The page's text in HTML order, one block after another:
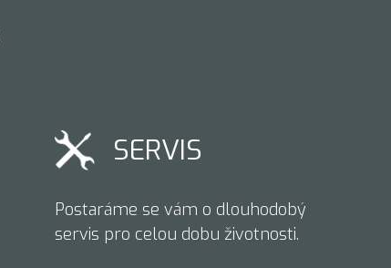
SERVIS
Postaráme se vám o dlouhodobý
servis pro celou dobu životnosti.